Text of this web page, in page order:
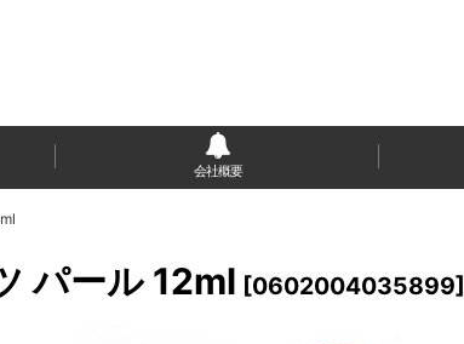
会社概要
パール 12ml [0602004035899]